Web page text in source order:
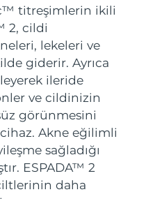
titreşimlerin ikili
2, cildi
lekeleri ve
giderir. Ayrıca
ileride
ve cildinizin
görünmesini
Akne eğilimli
sağladığı
ESPADA™ 2
daha
massage
on-the-go
& lips
smoothing device
red light therapy
Ağız bakımı
toothbrush
sonic toothbrush
BAKIM
LED bakım
NEW
Tahmini teslim tarihi
11/08/2026
Tahmini teslim tarihi
10/08/2026
Tahmini teslim tarihi
16/08/2026
Tahmini teslim tarihi
13/08/2026